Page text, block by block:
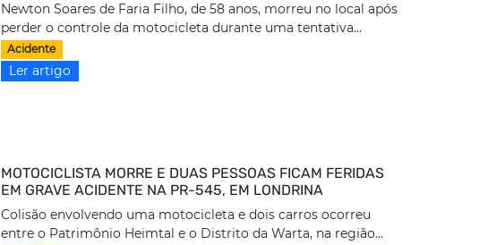
Newton Soares de Faria Filho, de 58 anos, morreu no local após
perder o controle da motocicleta durante uma tentativa...
Acidente
Ler artigo
MOTOCICLISTA MORRE E DUAS PESSOAS FICAM FERIDAS
EM GRAVE ACIDENTE NA PR-545, EM LONDRINA
Colisão envolvendo uma motocicleta e dois carros ocorreu
entre o Patrimônio Heimtal e o Distrito da Warta, na região...